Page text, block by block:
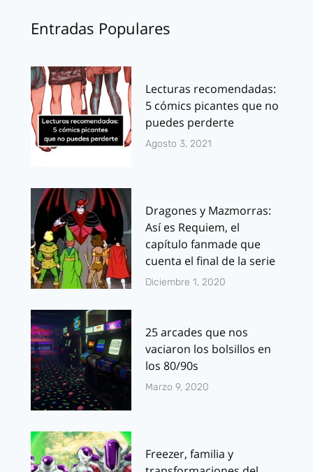
Entradas Populares
Lecturas recomendadas:
5 cómics picantes que no
puedes perderte
Agosto 3, 2021
Dragones y Mazmorras:
Así es Requiem, el
capítulo fanmade que
cuenta el final de la serie
Diciembre 1, 2020
25 arcades que nos
vaciaron los bolsillos en
los 80/90s
Marzo 9, 2020
Freezer, familia y